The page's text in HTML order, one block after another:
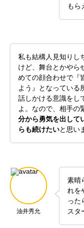
もら
私も結構人見知りし
けど、舞台とかやら
めての顔合わせで『
よう』となっている
話しかける意識をし
よ。なので、相手の
分から勇気を出して
らも続けたいと思い
油井秀允
素晴
れを
った
スタ